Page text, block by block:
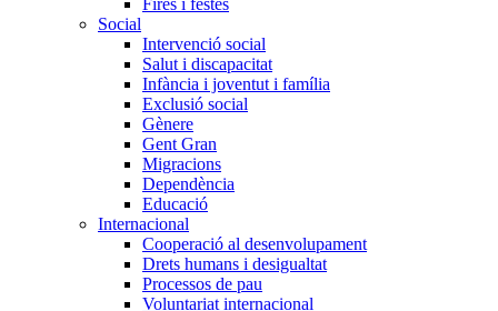
Fires i festes
Social
Intervenció social
Salut i discapacitat
Infància i joventut i família
Exclusió social
Gènere
Gent Gran
Migracions
Dependència
Educació
Internacional
Cooperació al desenvolupament
Drets humans i desigualtat
Processos de pau
Voluntariat internacional